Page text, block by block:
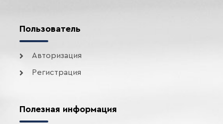
Пользователь
Авторизация
Регистрация
Полезная информация